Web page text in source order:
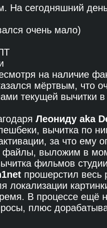
На сегодняшний
очень мало)
на наличие
мёртвым, что
текущей вычитки в
Леониду aka
вычитка по
за что ему
файлы, выложим в
фильмов
прошерстил весь
локализации
В процессе ещё
плюс